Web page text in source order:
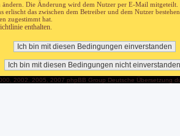
Die Änderung wird dem Nutzer per E-Mail mitgeteilt.
das zwischen dem Betreiber und dem Nutzer
zugestimmt hat.
enthalten.
2002, 2005, 2007 phpBB Group Deutsche Übersetzung